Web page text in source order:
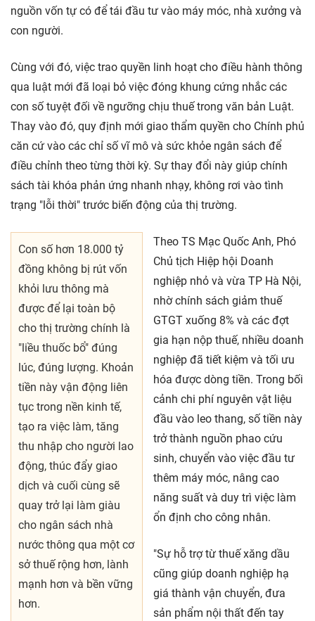
nguồn vốn tự có để tái đầu tư vào máy móc, nhà xưởng và
con người.
Cùng với đó, việc trao quyền linh hoạt cho điều hành thông
qua luật mới đã loại bỏ việc đóng khung cứng nhắc các
con số tuyệt đối về ngưỡng chịu thuế trong văn bản Luật.
Thay vào đó, quy định mới giao thẩm quyền cho Chính phủ
căn cứ vào các chỉ số vĩ mô và sức khỏe ngân sách để
điều chỉnh theo từng thời kỳ. Sự thay đổi này giúp chính
sách tài khóa phản ứng nhanh nhạy, không rơi vào tình
trạng "lỗi thời" trước biến động của thị trường.
Con số hơn 18.000 tỷ
đồng không bị rút vốn
khỏi lưu thông mà
được để lại toàn bộ
cho thị trường chính là
"liều thuốc bổ" đúng
lúc, đúng lượng. Khoản
tiền này vận động liên
tục trong nền kinh tế,
tạo ra việc làm, tăng
thu nhập cho người lao
động, thúc đẩy giao
dịch và cuối cùng sẽ
quay trở lại làm giàu
cho ngân sách nhà
nước thông qua một cơ
sở thuế rộng hơn, lành
mạnh hơn và bền vững
hơn.
Theo TS Mạc Quốc Anh, Phó
Chủ tịch Hiệp hội Doanh
nghiệp nhỏ và vừa TP Hà Nội,
nhờ chính sách giảm thuế
GTGT xuống 8% và các đợt
gia hạn nộp thuế, nhiều doanh
nghiệp đã tiết kiệm và tối ưu
hóa được dòng tiền. Trong bối
cảnh chi phí nguyên vật liệu
đầu vào leo thang, số tiền này
trở thành nguồn phao cứu
sinh, chuyển vào việc đầu tư
thêm máy móc, nâng cao
năng suất và duy trì việc làm
ổn định cho công nhân.
"Sự hỗ trợ từ thuế xăng dầu
cũng giúp doanh nghiệp hạ
giá thành vận chuyển, đưa
sản phẩm nội thất đến tay